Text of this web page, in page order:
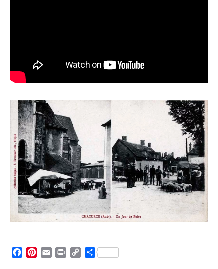
Facebook
Pinterest
Email Print
CopyPartager